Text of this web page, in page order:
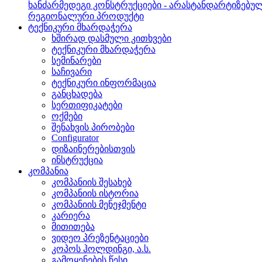
ხანძარმედეგი კონსტრუქციები -
რეგიონალური პროდუქტი
ტექნიკური მხარდაჭერა
ხშირად დასმული კითხვები
ტექნიკური მხარდაჭერა
სემინარები
საჩივარი
ტექნიკური ინფორმაცია
განცხადება
სერთიფიკატები
ოქმები
შენახვის პირობები
Configurator
დიზაინერებისთვის
ინსტრუქცია
კომპანია
კომპანიის შესახებ
კომპანიის ისტორია
კომპანიის მენეჯმენტი
კარიერა
მითითება
ვიდეო პრეზენტაციები
კოპოს ჰოლდინგი, ა.ს.
გამოყენების წესი